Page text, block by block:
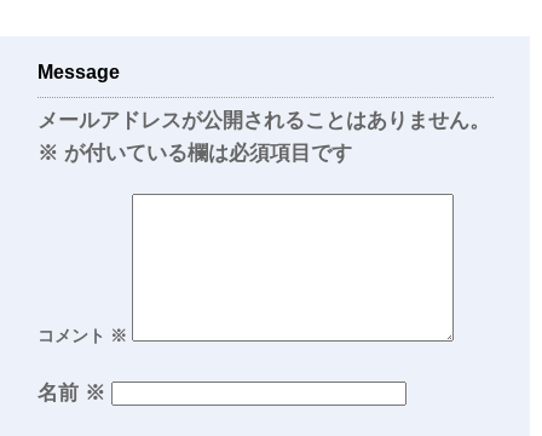
Message
メールアドレスが公開されることはありません。
※ が付いている欄は必須項目です
コメント ※
名前 ※